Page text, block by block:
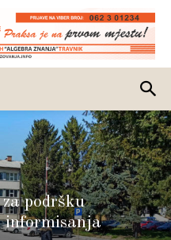
podršku
informisanja